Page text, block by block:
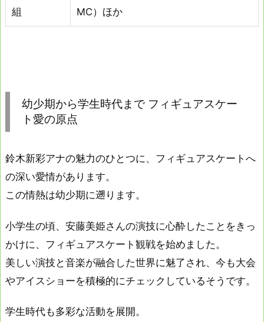
組
MC）ほか
幼少期から学生時代まで フィギュアスケー
ト愛の原点
鈴木新彩アナの魅力のひとつに、フィギュアスケートへ
の深い愛情があります。
この情熱は幼少期に遡ります。
小学生の頃、安藤美姫さんの演技に心酔したことをきっ
かけに、フィギュアスケート観戦を始めました。
美しい演技と音楽が融合した世界に魅了され、今も大会
やアイスショーを積極的にチェックしているそうです。
学生時代も多彩な活動を展開。